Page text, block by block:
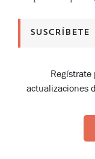
SUSCRÍBETE
Regístrate
actualizaciones